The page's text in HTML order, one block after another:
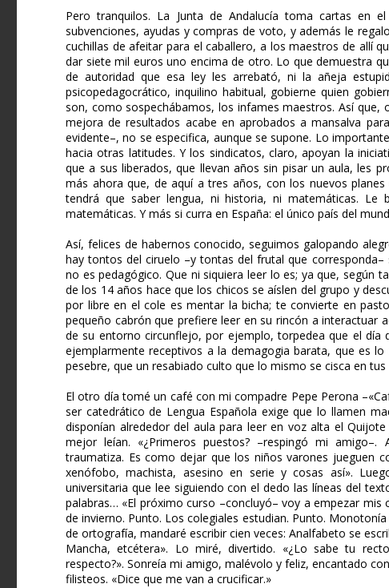
Pero tranquilos. La Junta de Andalucía toma cartas en
subvenciones, ayudas y compras de voto, y además le
cuchillas de afeitar para el caballero, a los maestros de allí
dar siete mil euros uno encima de otro. Lo que demuestra
de autoridad que esa ley les arrebató, ni la añeja
psicopedagocrático, inquilino habitual, gobierne quien
son, como sospechábamos, los infames maestros. Así que,
mejora de resultados acabe en aprobados a mansalva
evidente–, no se especifica, aunque se supone. Lo
hacia otras latitudes. Y los sindicatos, claro, apoyan la
que a sus liberados, que llevan años sin pisar un aula, les
más ahora que, de aquí a tres años, con los nuevos
tendrá que saber lengua, ni historia, ni matemáticas.
matemáticas. Y más si curra en España: el único país del
Así, felices de habernos conocido, seguimos galopando
hay tontos del ciruelo –y tontas del frutal que
no es pedagógico. Que ni siquiera leer lo es; ya que, según
de los 14 años hace que los chicos se aíslen del grupo y
por libre en el cole es mentar la bicha; te convierte en
pequeño cabrón que prefiere leer en su rincón a interactuar
de su entorno circunflejo, por ejemplo, torpedea que el día
ejemplarmente receptivos a la demagogia barata, que es
pesebre, que un resabiado culto que lo mismo se cisca en
El otro día tomé un café con mi compadre Pepe Perona
ser catedrático de Lengua Española exige que lo llamen
disponían alrededor del aula para leer en voz alta el
mejor leían. «¿Primeros puestos? –respingó mi
traumatiza. Es como dejar que los niños varones jueguen
xenófobo, machista, asesino en serie y cosas así».
universitaria que lee siguiendo con el dedo las líneas del
palabras… «El próximo curso –concluyó– voy a empezar
de invierno. Punto. Los colegiales estudian. Punto.
de ortografía, mandaré escribir cien veces: Analfabeto se
Mancha, etcétera». Lo miré, divertido. «¿Lo sabe tu
respecto?». Sonreía mi amigo, malévolo y feliz, encantado
filisteos. «Dice que me van a crucificar.»